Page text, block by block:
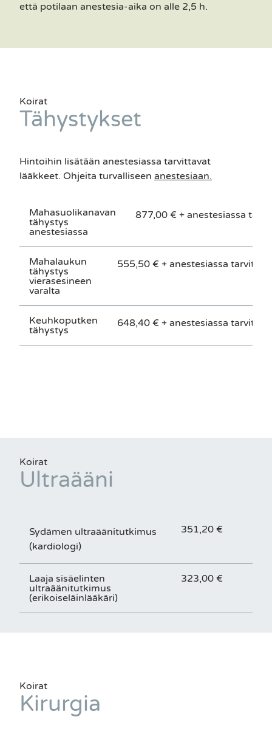
että potilaan anestesia-aika on alle 2,5 h.
Koirat
Tähystykset
Hintoihin lisätään anestesiassa tarvittavat
lääkkeet. Ohjeita turvalliseen anestesiaan.
Mahasuolikanavan
tähystys
anestesiassa
877,00 € + anestesiassa
Mahalaukun
tähystys
vierasesineen
varalta
555,50 € + anestesiassa
Keuhkoputken
tähystys
648,40 € + anestesiassa
Koirat
Ultraääni
Sydämen ultraäänitutkimus
(kardiologi)
351,20 €
Laaja sisäelinten
ultraäänitutkimus
(erikoiseläinlääkäri)
323,00 €
Koirat
Kirurgia